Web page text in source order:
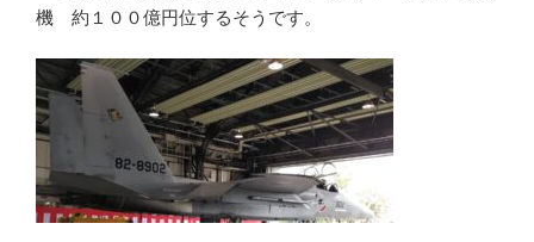
機 約１００億円位するそうです。